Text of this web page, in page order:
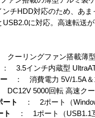
チHDD対応のため、あま
に対応。高速転送が
ーリングファン搭載薄型
3.5インチ内蔵型
： 消費電力 5V/1.5A＆
5000回転 高速クー
ート
： 2ポート（
ト
： 1ポート（USB1.1